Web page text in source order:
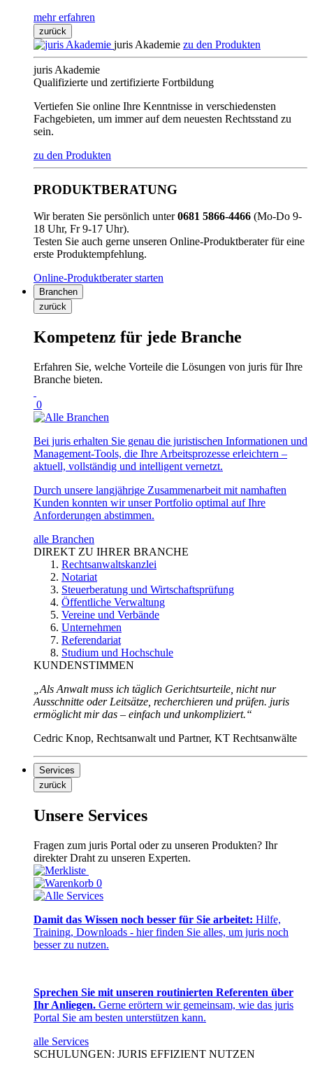
mehr erfahren
zurück
juris Akademie zu den Produkten
juris Akademie
Qualifizierte und zertifizierte Fortbildung
Vertiefen Sie online Ihre Kenntnisse in verschiedensten
Fachgebieten, um immer auf dem neuesten Rechtsstand zu
sein.
zu den Produkten
PRODUKTBERATUNG
Wir beraten Sie persönlich unter0681 5866-4466 (Mo-Do 9-
18 Uhr, Fr 9-17 Uhr).
Testen Sie auch gerne unseren Online-Produktberater für eine
erste Produktempfehlung.
Online-Produktberater starten
Branchen
zurück
Kompetenz für jede Branche
Erfahren Sie, welche Vorteile die Lösungen von juris für Ihre
Branche bieten.
0
Bei juris erhalten Sie genau die juristischen Informationen und
Management-Tools, die Ihre Arbeitsprozesse erleichtern –
aktuell, vollständig und intelligent vernetzt.
Durch unsere langjährige Zusammenarbeit mit namhaften
Kunden konnten wir unser Portfolio optimal auf Ihre
Anforderungen abstimmen.
alle Branchen
DIREKT ZU IHRER BRANCHE
Rechtsanwaltskanzlei
Notariat
Steuerberatung und Wirtschaftsprüfung
Öffentliche Verwaltung
Vereine und Verbände
Unternehmen
Referendariat
Studium und Hochschule
KUNDENSTIMMEN
„Als Anwalt muss ich täglich Gerichtsurteile, nicht nur
Ausschnitte oder Leitsätze, recherchieren und prüfen. juris
ermöglicht mir das – einfach und unkompliziert.“
Cedric Knop, Rechtsanwalt und Partner, KT Rechtsanwälte
Services
zurück
Unsere Services
Fragen zum juris Portal oder zu unseren Produkten? Ihr
direkter Draht zu unseren Experten.
0
Damit das Wissen noch besser für Sie arbeitet: Hilfe,
Training, Downloads - hier finden Sie alles, um juris noch
besser zu nutzen.
Sprechen Sie mit unseren routinierten Referenten über
Ihr Anliegen. Gerne erörtern wir gemeinsam, wie das juris
Portal Sie am besten unterstützen kann.
alle Services
SCHULUNGEN: JURIS EFFIZIENT NUTZEN